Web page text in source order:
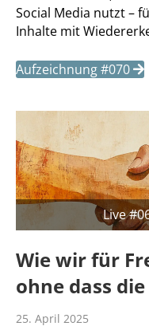
Social Media nutzt –
Inhalte mit
Aufzeichnung #070
Live
Wie wir für
ohne dass
25. April 2025